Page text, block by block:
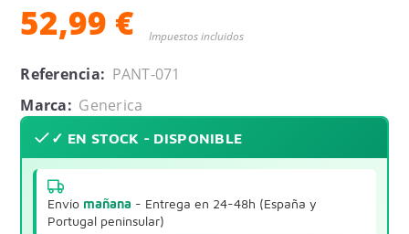
52,99 € Impuestos incluidos
Referencia: PANT-071
Marca: Generica
✓ EN STOCK - DISPONIBLE
Envío mañana - Entrega en 24-48h (España y
Portugal peninsular)